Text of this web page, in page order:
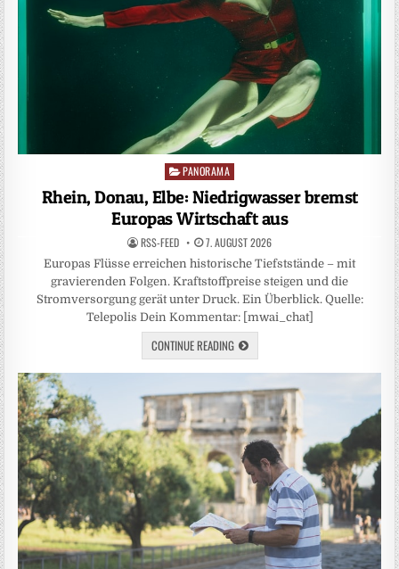
Posted
in
PANORAMA
Rhein, Donau, Elbe: Niedrigwasser bremst
Europas Wirtschaft aus
RSS-FEED 7. AUGUST 2026
Europas Flüsse erreichen historische Tiefststände – mit
gravierenden Folgen. Kraftstoffpreise steigen und die
Stromversorgung gerät unter Druck. Ein Überblick. Quelle:
Telepolis Dein Kommentar: [mwai_chat]
CONTINUE READING